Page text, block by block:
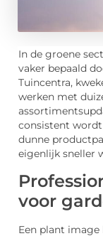
In de groene
vaker bepaald
Tuincentra,
werken met
consistent
dunne
eigenlijk sneller
voor
Een plant image